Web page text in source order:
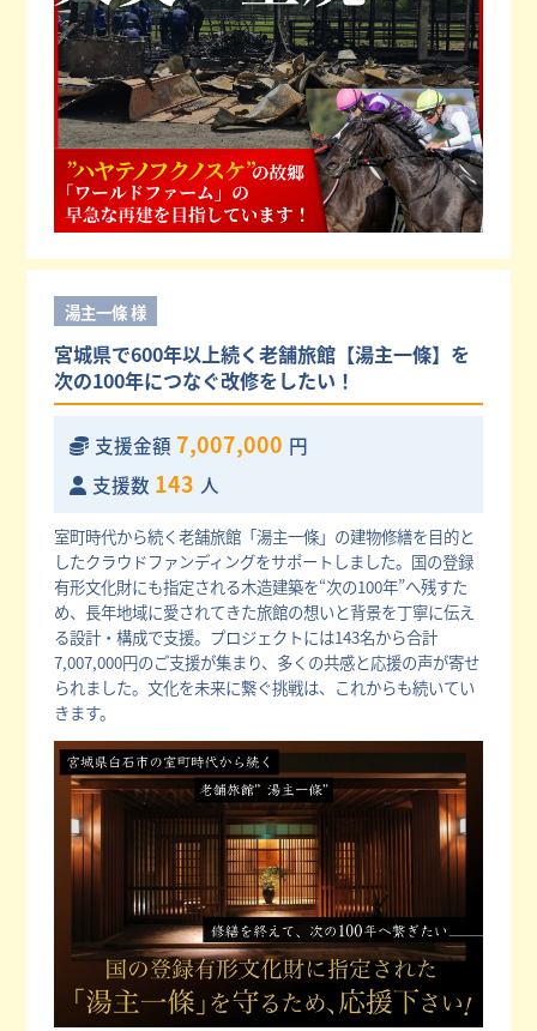
湯主一條 様
宮城県で600年以上続く老舗旅館【湯主一條】を
次の100年につなぐ改修をしたい！
支援金額 7,007,000 円
支援数 143 人
室町時代から続く老舗旅館「湯主一條」の建物修繕を目的と
したクラウドファンディングをサポートしました。国の登録
有形文化財にも指定される木造建築を“次の100年”へ残すた
め、長年地域に愛されてきた旅館の想いと背景を丁寧に伝え
る設計・構成で支援。プロジェクトには143名から合計
7,007,000円のご支援が集まり、多くの共感と応援の声が寄せ
られました。文化を未来に繋ぐ挑戦は、これからも続いてい
きます。